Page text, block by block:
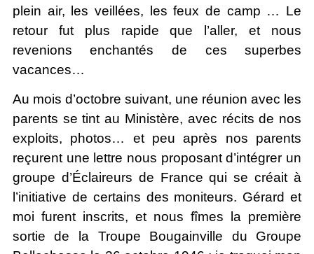
plein air, les veillées, les feux de camp … Le
retour fut plus rapide que l’aller, et nous
revenions enchantés de ces superbes
vacances…
Au mois d’octobre suivant, une réunion avec les
parents se tint au Ministère, avec récits de nos
exploits, photos… et peu après nos parents
reçurent une lettre nous proposant d’intégrer un
groupe d’Éclaireurs de France qui se créait à
l’initiative de certains des moniteurs. Gérard et
moi furent inscrits, et nous fîmes la première
sortie de la Troupe Bougainville du Groupe